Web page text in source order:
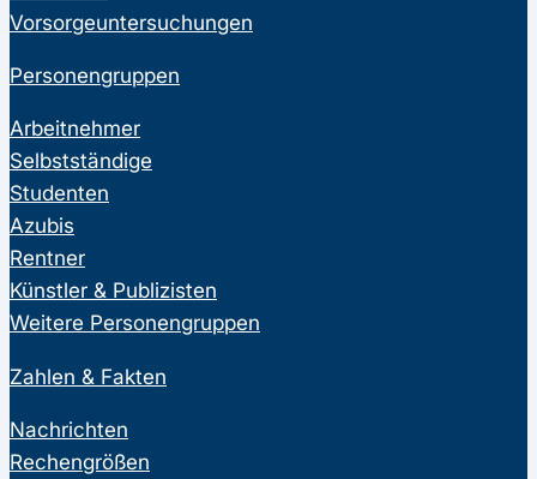
Vorsorgeuntersuchungen
Personengruppen
Arbeitnehmer
Selbstständige
Studenten
Azubis
Rentner
Künstler & Publizisten
Weitere Personengruppen
Zahlen & Fakten
Nachrichten
Rechengrößen